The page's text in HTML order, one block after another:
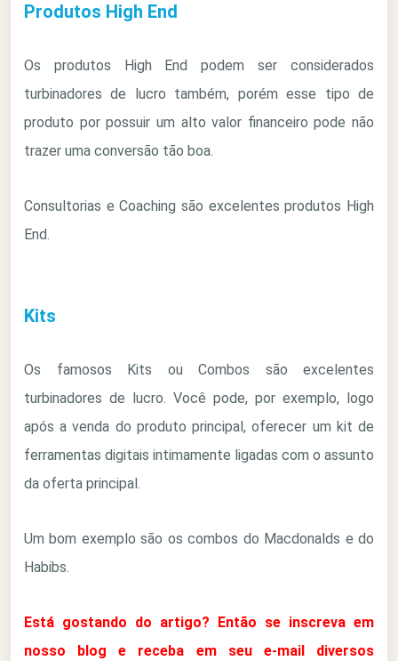
Produtos High End
Os produtos High End podem ser considerados
turbinadores de lucro também, porém esse tipo de
produto por possuir um alto valor financeiro pode não
trazer uma conversão tão boa.
Consultorias e Coaching são excelentes produtos High
End.
Kits
Os famosos Kits ou Combos são excelentes
turbinadores de lucro. Você pode, por exemplo, logo
após a venda do produto principal, oferecer um kit de
ferramentas digitais intimamente ligadas com o assunto
da oferta principal.
Um bom exemplo são os combos do Macdonalds e do
Habibs.
Está gostando do artigo? Então se inscreva em
nosso blog e receba em seu e-mail diversos